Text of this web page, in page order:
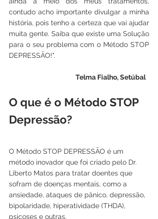
contudo acho importante divulgar a minha
história, pois tenho a certeza que vai ajudar
muita gente. Saiba que existe uma Solução
para o seu problema com o Método STOP
DEPRESSÃO!".
Telma Fialho, Setúbal
O que é o Método STOP
Depressão?
O Método STOP DEPRESSÃO é um
método inovador que foi criado pelo Dr.
Liberto Matos para tratar doentes que
sofram de doenças mentais, como a
ansiedade, ataques de pânico, depressão,
bipolaridade, hiperatividade (THDA),
psicoses e outras.